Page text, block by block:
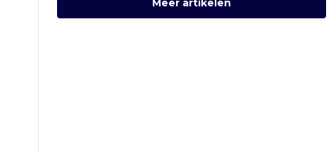
Meer artikelen